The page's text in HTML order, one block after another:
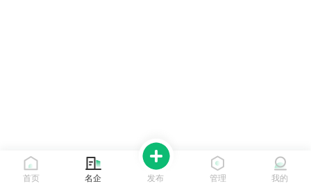
首页 名企 发布 管理 我的